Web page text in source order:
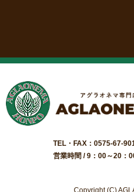
TEL・FAX：0575-67-
営業時間 / 9：00～20：